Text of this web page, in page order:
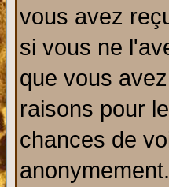
vous avez
si vous ne
que vous
raisons pour
chances de